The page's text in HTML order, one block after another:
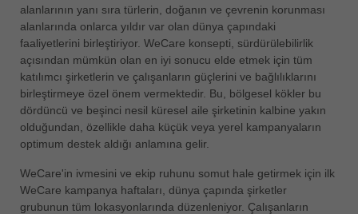
alanlarının yanı sıra türlerin, doğanın ve çevrenin korunması
alanlarında onlarca yıldır var olan dünya çapındaki
faaliyetlerini birleştiriyor. WeCare konsepti, sürdürülebilirlik
açısından mümkün olan en iyi sonucu elde etmek için tüm
katılımcı şirketlerin ve çalışanların güçlerini ve bağlılıklarını
birleştirmeye özel önem vermektedir. Bu, bölgesel kökler bu
dördüncü ve beşinci nesil küresel aile şirketinin kalbine yakın
olduğundan, özellikle daha küçük veya yerel kampanyaların
optimum destek aldığı anlamına gelir.
WeCare'in ivmesini ve ekip ruhunu somut hale getirmek için ilk
WeCare kampanya haftaları, dünya çapında şirketler
grubunun tüm lokasyonlarında düzenleniyor. Çalışanların